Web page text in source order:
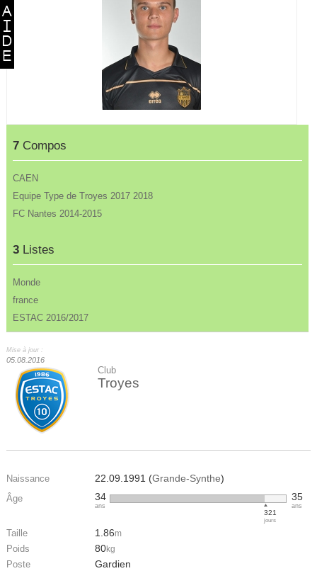
7 Compos
CAEN
Equipe Type de Troyes 2017 2018
FC Nantes 2014-2015
3 Listes
Monde
france
ESTAC 2016/2017
Mise à jour :
05.08.2016
Club
Troyes
Naissance 22.09.1991 (Grande-Synthe)
Âge 34
ans
321
jours
35
ans
Taille 1.86m
Poids 80kg
Poste Gardien